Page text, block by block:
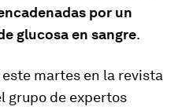
por un
glucosa en sangre.
martes en la revista
grupo de expertos